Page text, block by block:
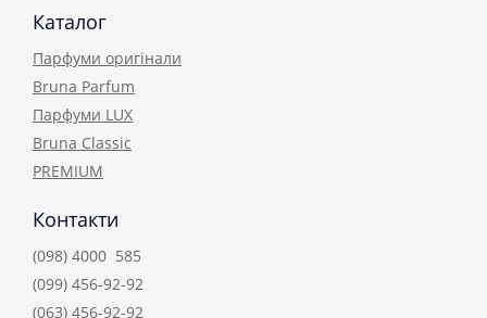
Каталог
Парфуми оригінали
Bruna Parfum
Парфуми LUX
Bruna Classic
PREMIUM
Контакти
(098) 4000 585
(099) 456-92-92
(063) 456-92-92